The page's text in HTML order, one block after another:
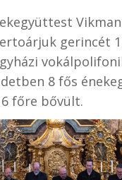
gerincét
8 fős
főre bővült.